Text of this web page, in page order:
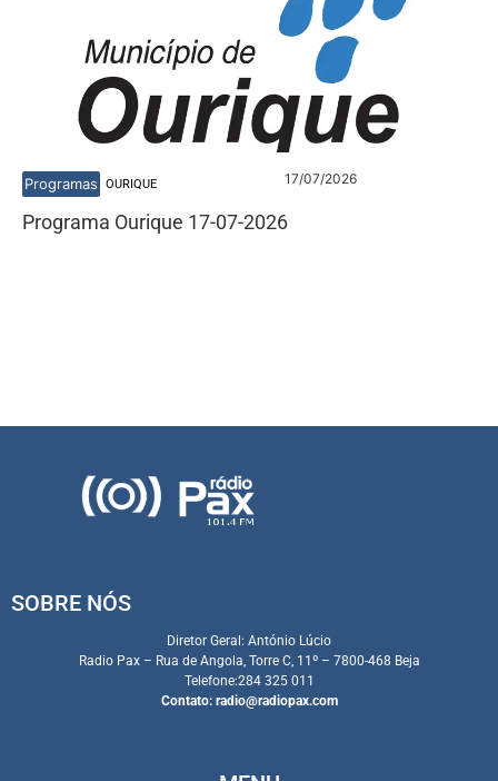
Programas OURIQUE 17/07/2026
Programa Ourique 17-07-2026
SOBRE NÓS
Diretor Geral: António Lúcio
Radio Pax – Rua de Angola, Torre C, 11º – 7800-468 Beja
Telefone:284 325 011
Contato: radio@radiopax.com